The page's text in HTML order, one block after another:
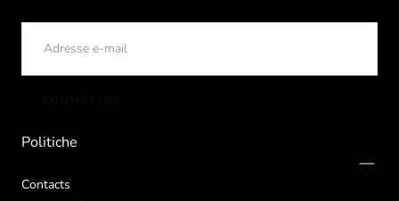
E-
Politiche
Contacts